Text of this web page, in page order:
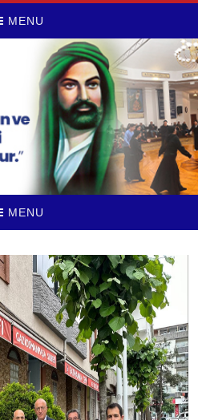
MENU
MENU